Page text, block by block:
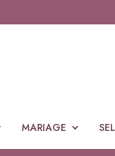
MARIAGE